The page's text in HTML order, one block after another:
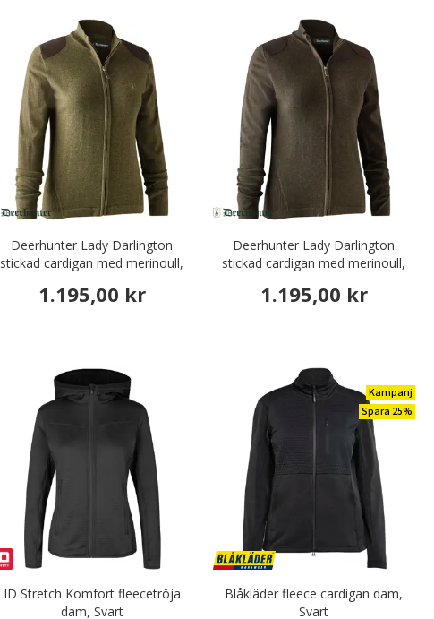
Deerhunter Lady Darlington
stickad cardigan med merinoull,
1.195,00 kr
Deerhunter Lady Darlington
stickad cardigan med merinoull,
1.195,00 kr
ID Stretch Komfort fleecetröja
dam, Svart
Kampanj
Spara 25%
Blåkläder fleece cardigan dam,
Svart